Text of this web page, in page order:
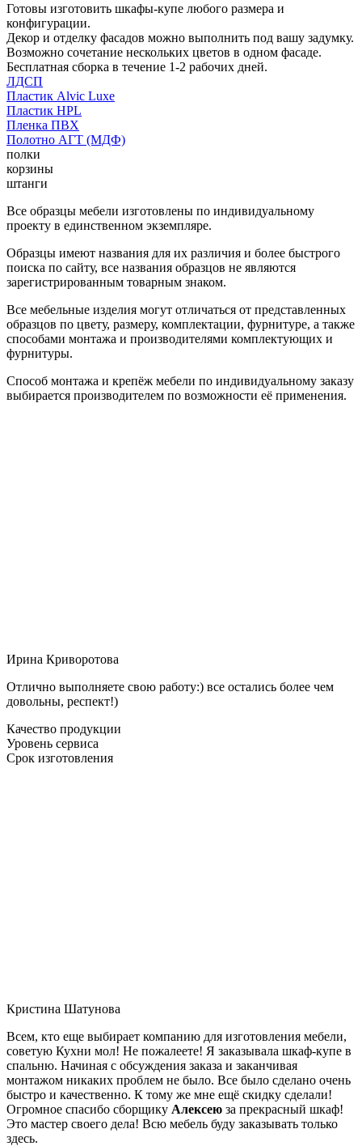
Готовы изготовить шкафы-купе любого размера и
конфигурации.
Декор и отделку фасадов можно выполнить под вашу задумку.
Возможно сочетание нескольких цветов в одном фасаде.
Бесплатная сборка в течение 1-2 рабочих дней.
ЛДСП
Пластик Alvic Luxe
Пластик HPL
Пленка ПВХ
Полотно АГТ (МДФ)
полки
корзины
штанги
Все образцы мебели изготовлены по индивидуальному
проекту в единственном экземпляре.
Образцы имеют названия для их различия и более быстрого
поиска по сайту, все названия образцов не являются
зарегистрированным товарным знаком.
Все мебельные изделия могут отличаться от представленных
образцов по цвету, размеру, комплектации, фурнитуре, а также
способами монтажа и производителями комплектующих и
фурнитуры.
Способ монтажа и крепёж мебели по индивидуальному заказу
выбирается производителем по возможности её применения.
Ирина Криворотова
Отлично выполняете свою работу:) все остались более чем
довольны, респект!)
Качество продукции
Уровень сервиса
Срок изготовления
Кристина Шатунова
Всем, кто еще выбирает компанию для изготовления мебели,
советую Кухни мол! Не пожалеете! Я заказывала шкаф-купе в
спальню. Начиная с обсуждения заказа и заканчивая
монтажом никаких проблем не было. Все было сделано очень
быстро и качественно. К тому же мне ещё скидку сделали!
Огромное спасибо сборщику Алексею за прекрасный шкаф!
Это мастер своего дела! Всю мебель буду заказывать только
здесь.